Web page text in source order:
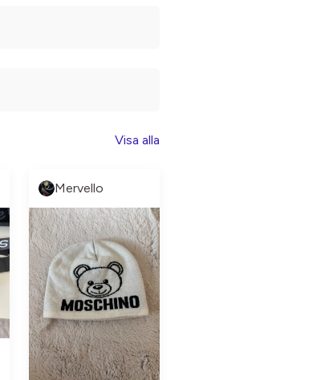
Visa alla
Mervello